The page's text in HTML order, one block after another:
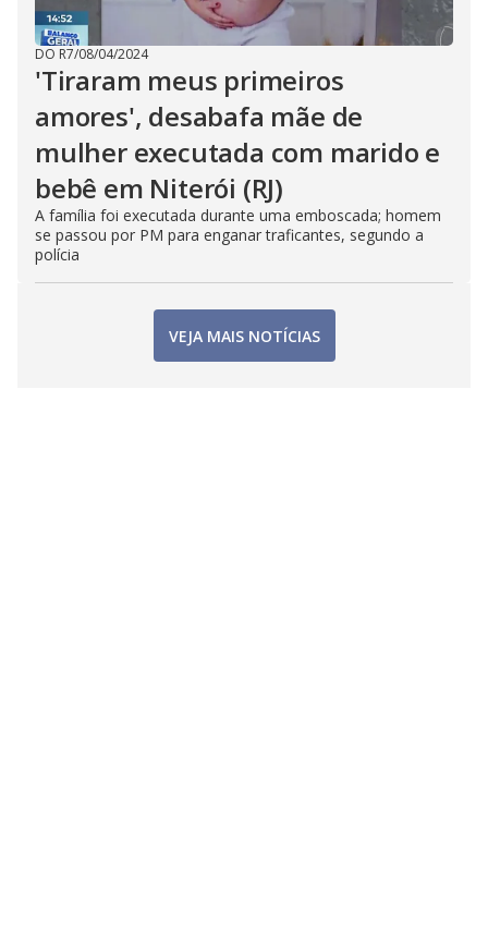
DO R7/08/04/2024
'Tiraram meus primeiros
amores', desabafa mãe de
mulher executada com marido e
bebê em Niterói (RJ)
A família foi executada durante uma emboscada; homem
se passou por PM para enganar traficantes, segundo a
polícia
VEJA MAIS NOTÍCIAS